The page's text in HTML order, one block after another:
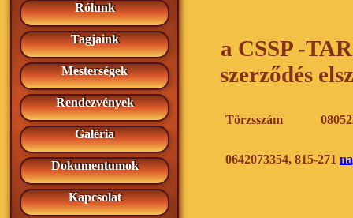
Rólunk
Tagjaink
Mesterségek
Rendezvények
Galéria
Dokumentumok
Kapcsolat
a CSSP -
szerződés
Törzsszám
0642073354, 815-271